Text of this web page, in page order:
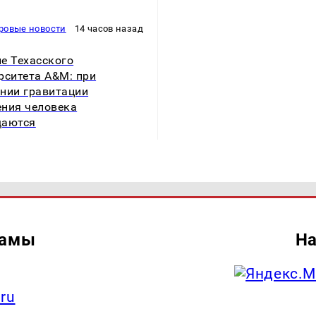
новости 14 часов назад
Техасского
A&M: при
гравитации
человека